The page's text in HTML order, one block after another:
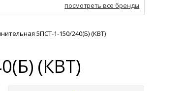
посмотреть все бренды
5ПСТ-1-150/240(Б) (КВТ)
(КВТ)